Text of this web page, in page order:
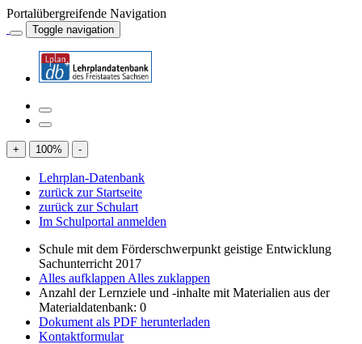
Portalübergreifende Navigation
Toggle navigation
+ 100% -
Lehrplan-Datenbank
zurück zur Startseite
zurück zur Schulart
Im Schulportal anmelden
Schule mit dem Förderschwerpunkt geistige Entwicklung
Sachunterricht 2017
Alles aufklappen Alles zuklappen
Anzahl der Lernziele und -inhalte mit Materialien aus der
Materialdatenbank: 0
Dokument als PDF herunterladen
Kontaktformular